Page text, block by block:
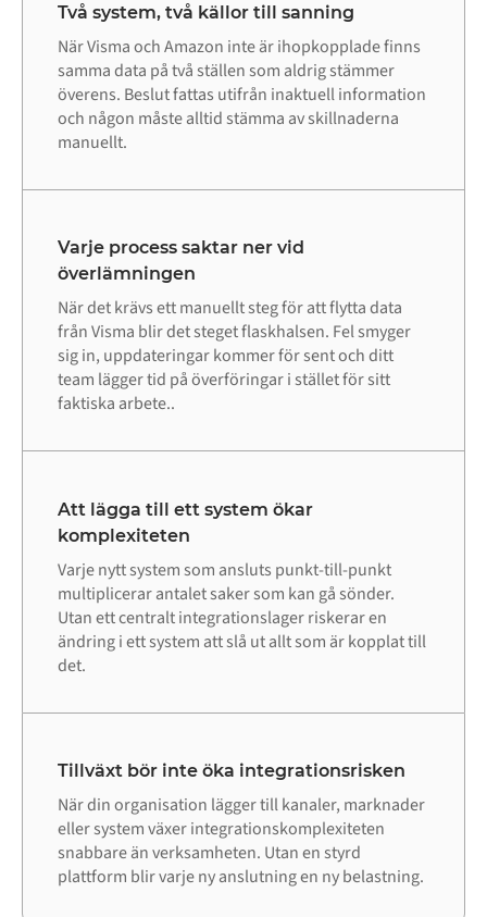
Två system, två källor till sanning
När Visma och Amazon inte är ihopkopplade finns
samma data på två ställen som aldrig stämmer
överens. Beslut fattas utifrån inaktuell information
och någon måste alltid stämma av skillnaderna
manuellt.
Varje process saktar ner vid
överlämningen
När det krävs ett manuellt steg för att flytta data
från Visma blir det steget flaskhalsen. Fel smyger
sig in, uppdateringar kommer för sent och ditt
team lägger tid på överföringar i stället för sitt
faktiska arbete..
Att lägga till ett system ökar
komplexiteten
Varje nytt system som ansluts punkt-till-punkt
multiplicerar antalet saker som kan gå sönder.
Utan ett centralt integrationslager riskerar en
ändring i ett system att slå ut allt som är kopplat till
det.
Tillväxt bör inte öka integrationsrisken
När din organisation lägger till kanaler, marknader
eller system växer integrationskomplexiteten
snabbare än verksamheten. Utan en styrd
plattform blir varje ny anslutning en ny belastning.